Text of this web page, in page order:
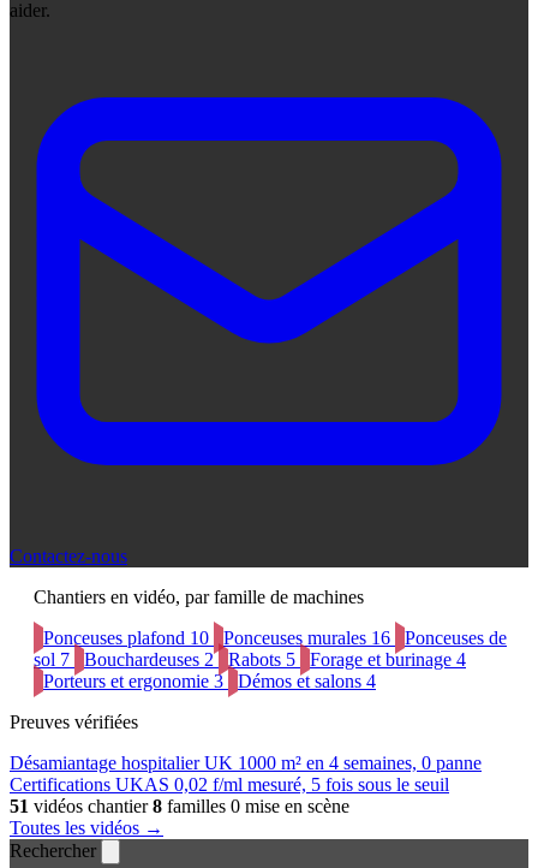
aider.
Contactez-nous
Chantiers en vidéo, par famille de machines
Ponceuses plafond 10 Ponceuses murales 16
Ponceuses de
sol 7 Bouchardeuses 2 Rabots 5 Forage et burinage 4
Porteurs et ergonomie 3 Démos et salons 4
Preuves vérifiées
Désamiantage hospitalier UK 1000 m² en 4 semaines, 0 panne
Certifications UKAS 0,02 f/ml mesuré, 5 fois sous le seuil
51 vidéos chantier8 familles 0 mise en scène
Toutes les vidéos →
Rechercher